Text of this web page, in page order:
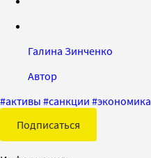
Галина Зинченко
Автор
#активы #санкции #экономика
Подписаться